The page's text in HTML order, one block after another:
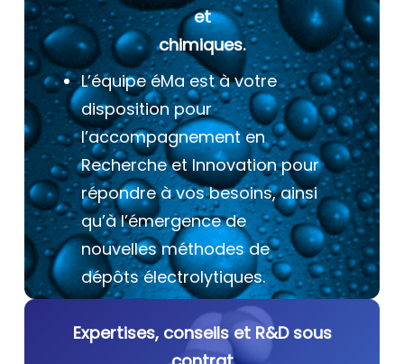
et
chimiques.
L’équipe éMa est à votre
disposition pour
l’accompagnement en
Recherche et Innovation pour
répondre à vos besoins, ainsi
qu’à l’émergence de
nouvelles méthodes de
dépôts électrolytiques.
Expertises, conseils et R&D sous